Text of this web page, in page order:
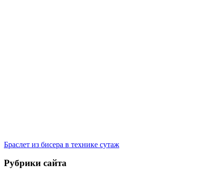
Браслет из бисера в технике сутаж
Рубрики сайта